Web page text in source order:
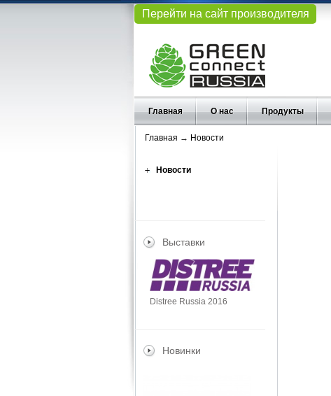
Перейти на сайт производителя
Главная О нас Продукты
Главная → Новости
Новости
Выставки
Distree Russia 2016
Новинки